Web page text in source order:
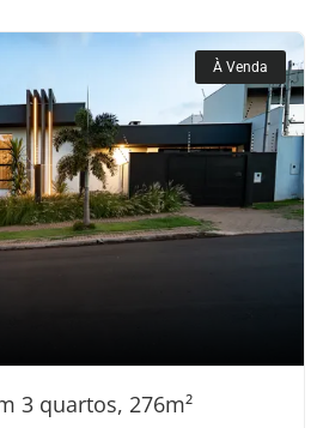
À Venda
3 quartos, 276m²